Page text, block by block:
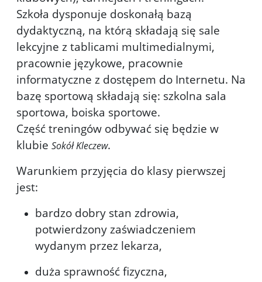
Szkoła dysponuje doskonałą bazą
dydaktyczną, na którą składają się sale
lekcyjne z tablicami multimedialnymi,
pracownie językowe, pracownie
informatyczne z dostępem do Internetu. Na
bazę sportową składają się: szkolna sala
sportowa, boiska sportowe.
Część treningów odbywać się będzie w
klubie Sokół Kleczew.
Warunkiem przyjęcia do klasy pierwszej
jest:
bardzo dobry stan zdrowia,
potwierdzony zaświadczeniem
wydanym przez lekarza,
duża sprawność fizyczna,